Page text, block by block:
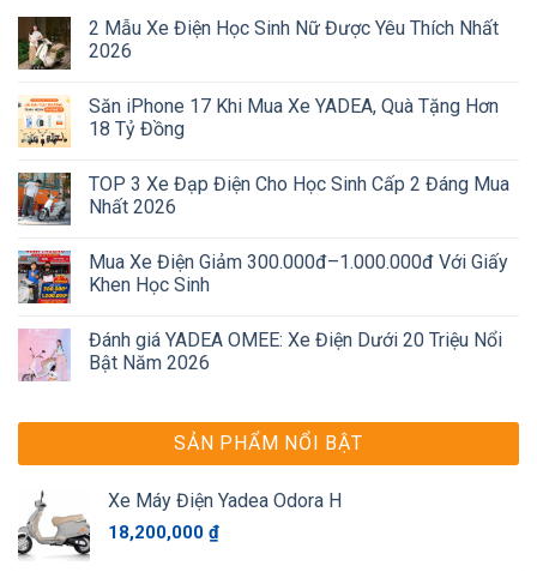
2 Mẫu Xe Điện Học Sinh Nữ Được Yêu Thích Nhất
2026
Săn iPhone 17 Khi Mua Xe YADEA, Quà Tặng Hơn
18 Tỷ Đồng
TOP 3 Xe Đạp Điện Cho Học Sinh Cấp 2 Đáng Mua
Nhất 2026
Mua Xe Điện Giảm 300.000đ–1.000.000đ Với Giấy
Khen Học Sinh
Đánh giá YADEA OMEE: Xe Điện Dưới 20 Triệu Nổi
Bật Năm 2026
SẢN PHẨM NỔI BẬT
Xe Máy Điện Yadea Odora H
18,200,000 ₫